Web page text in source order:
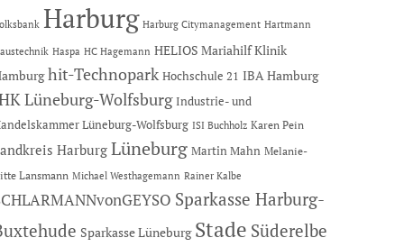
Harburg Harburg Citymanagement Hartmann
Haspa HC Hagemann HELIOS Mariahilf Klinik
hit-Technopark Hochschule 21 IBA Hamburg
Lüneburg-Wolfsburg Industrie- und
Lüneburg-Wolfsburg ISI Buchholz Karen Pein
Harburg Lüneburg Martin Mahn Melanie-
Lansmann Michael Westhagemann Rainer Kalbe
Sparkasse Harburg-
Sparkasse Lüneburg Stade Süderelbe